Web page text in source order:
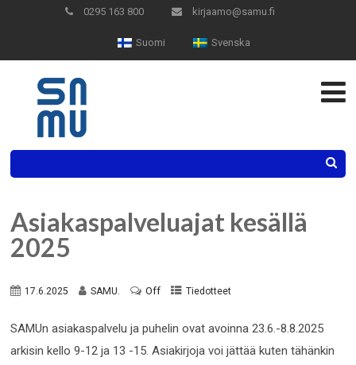
0295 163 800 kirjaamo@samu.fi
Suomi Svenska
Asiakaspalveluajat kesällä
2025
17.6.2025 SAMU. Off Tiedotteet
SAMUn asiakaspalvelu ja puhelin ovat avoinna 23.6.-8.8.2025
arkisin kello 9-12 ja 13 -15. Asiakirjoja voi jättää kuten tähänkin